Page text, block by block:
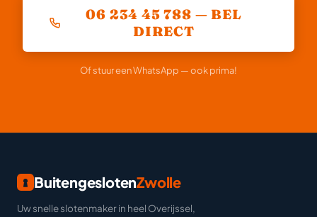
06 234 45 788 — BEL
DIRECT
Of stuur een WhatsApp — ook prima!
BuitengeslotenZwolle
Uw snelle slotenmaker in heel Overijssel,